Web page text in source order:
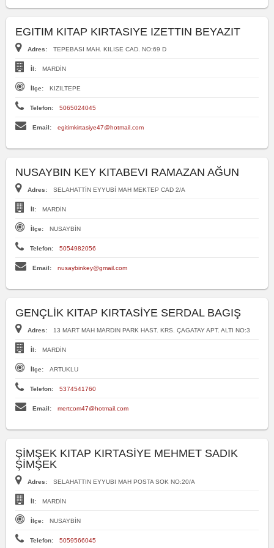
EGITIM KITAP KIRTASIYE IZETTIN BEYAZIT
Adres: TEPEBASI MAH. KILISE CAD. NO:69 D
İl: MARDİN
İlçe: KIZILTEPE
Telefon: 5065024045
Email: egitimkirtasiye47@hotmail.com
NUSAYBIN KEY KITABEVI RAMAZAN AĞUN
Adres: SELAHATTİN EYYUBİ MAH MEKTEP CAD 2/A
İl: MARDİN
İlçe: NUSAYBİN
Telefon: 5054982056
Email: nusaybinkey@gmail.com
GENÇLİK KITAP KIRTASİYE SERDAL BAGIŞ
Adres: 13 MART MAH MARDIN PARK HAST. KRS. ÇAGATAY APT. ALTI NO:3
İl: MARDİN
İlçe: ARTUKLU
Telefon: 5374541760
Email: mertcom47@hotmail.com
ŞİMŞEK KITAP KIRTASİYE MEHMET SADIK
ŞİMŞEK
Adres: SELAHATTIN EYYUBI MAH POSTA SOK NO:20/A
İl: MARDİN
İlçe: NUSAYBİN
Telefon: 5059566045